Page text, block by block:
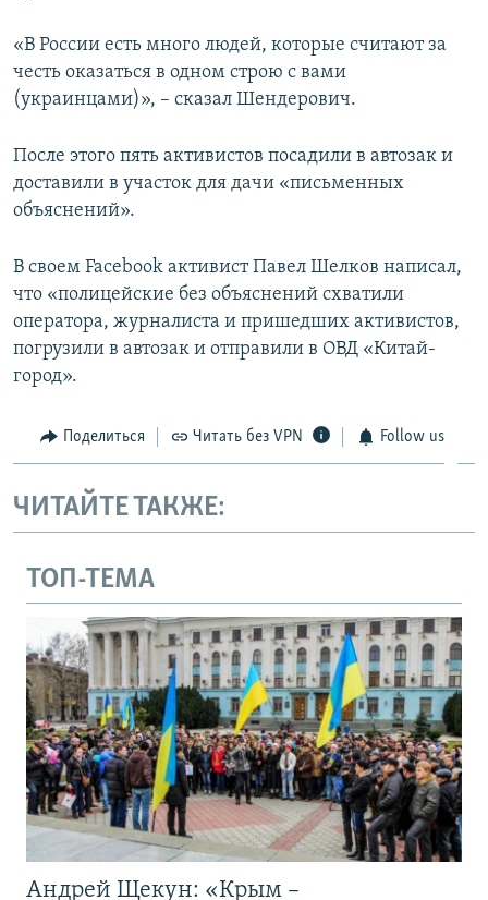
«В России есть много людей, которые считают за
честь оказаться в одном строю с вами
(украинцами)», – сказал Шендерович.
После этого пять активистов посадили в автозак и
доставили в участок для дачи «письменных
объяснений».
В своем Facebook активист Павел Шелков написал,
что «полицейские без объяснений схватили
оператора, журналиста и пришедших активистов,
погрузили в автозак и отправили в ОВД «Китай-
город».
Поделиться Читать без VPN Follow us
ЧИТАЙТЕ ТАКЖЕ:
ТОП-ТЕМА
Андрей Щекун: «Крым –